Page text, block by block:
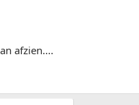
afzien....